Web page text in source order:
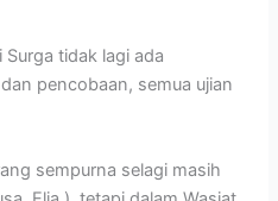
Surga tidak lagi ada
pencobaan, semua ujian
sempurna selagi masih